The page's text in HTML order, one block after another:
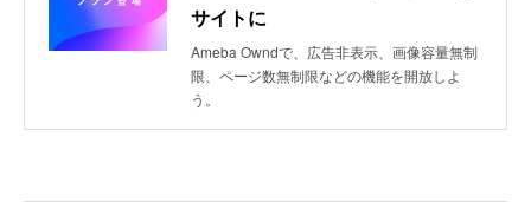
サイトに
Ameba Owndで、広告非表示、画像容量無制
限、ページ数無制限などの機能を開放しよ
う。